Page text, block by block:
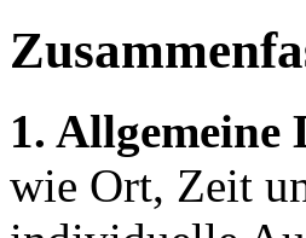
1. Allgemeine
wie Ort, Zeit